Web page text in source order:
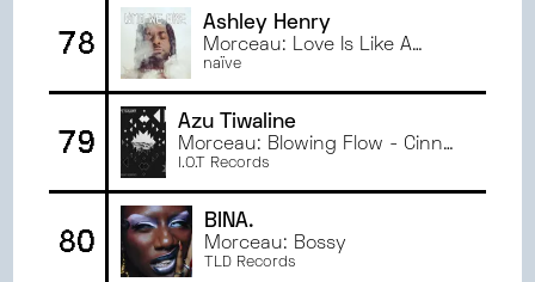
78
Ashley Henry
Morceau: Love Is Like A
Movie
naïve
79
Azu Tiwaline
Morceau: Blowing Flow - Cinna
Peyghamy Rework
I.O.T Records
80
BINA.
Morceau: Bossy
TLD Records